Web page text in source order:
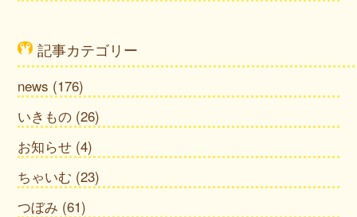
記事カテゴリー
news (176)
いきもの (26)
お知らせ (4)
ちゃいむ (23)
つぼみ (61)